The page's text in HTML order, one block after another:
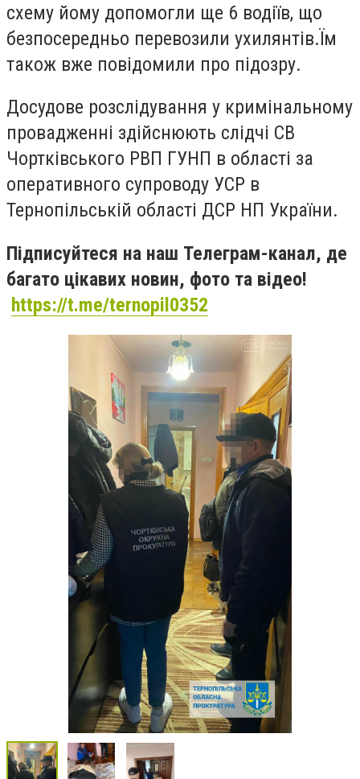
схему йому допомогли ще 6 водіїв, що
безпосередньо перевозили ухилянтів.Їм
також вже повідомили про підозру.
Досудове розслідування у кримінальному
провадженні здійснюють слідчі СВ
Чортківського РВП ГУНП в області за
оперативного супроводу УСР в
Тернопільській області ДСР НП України.
Підписуйтеся на наш Телеграм-канал, де
багато цікавих новин, фото та відео!
https://t.me/ternopil0352